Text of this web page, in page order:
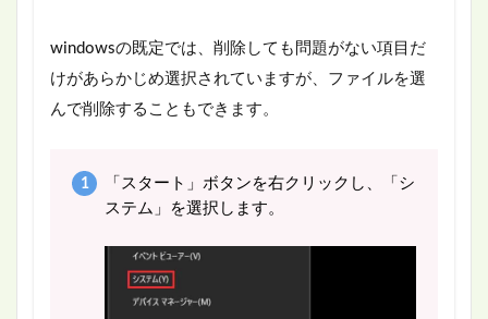
windowsの既定では、削除しても問題がない項目だ
けがあらかじめ選択されていますが、ファイルを選
んで削除することもできます。
「スタート」ボタンを右クリックし、「シ
ステム」を選択します。